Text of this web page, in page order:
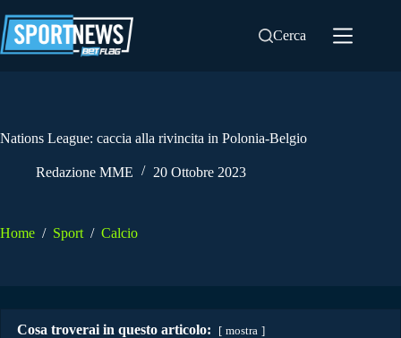
al
contenuto
Cerca
Nations League: caccia alla rivincita in Polonia-Belgio
Redazione MME 20 Ottobre 2023
Home / Sport / Calcio
Cosa troverai in questo articolo: mostra